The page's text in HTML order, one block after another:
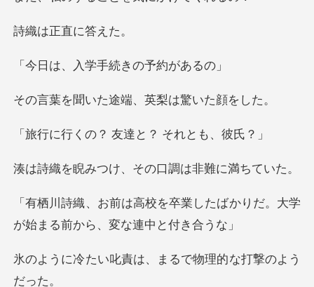
正直に
学手続きの予
た途端、英梨は
？ 友達と？
け、その口調は非
業したばかりだ。大学
が始まる
責は、まるで物理的